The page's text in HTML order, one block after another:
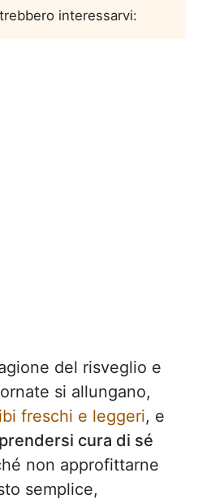
interessarvi:
del risveglio e
si allungano,
freschi e leggeri, e
prendersi cura di sé
non approfittarne
semplice,